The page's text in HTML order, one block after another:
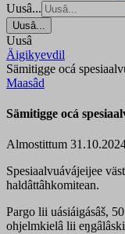
Uusâ...
Uusâ...
Uusâ
Äigikyevdil
Sämitigge ocá
Maasâd
Sämitigge ocá
Almostittum
Spesiaalvuávájeijee
haldâttâhkomitean.
Pargo lii uásiáigásâš,
ohjelmkielâ lii